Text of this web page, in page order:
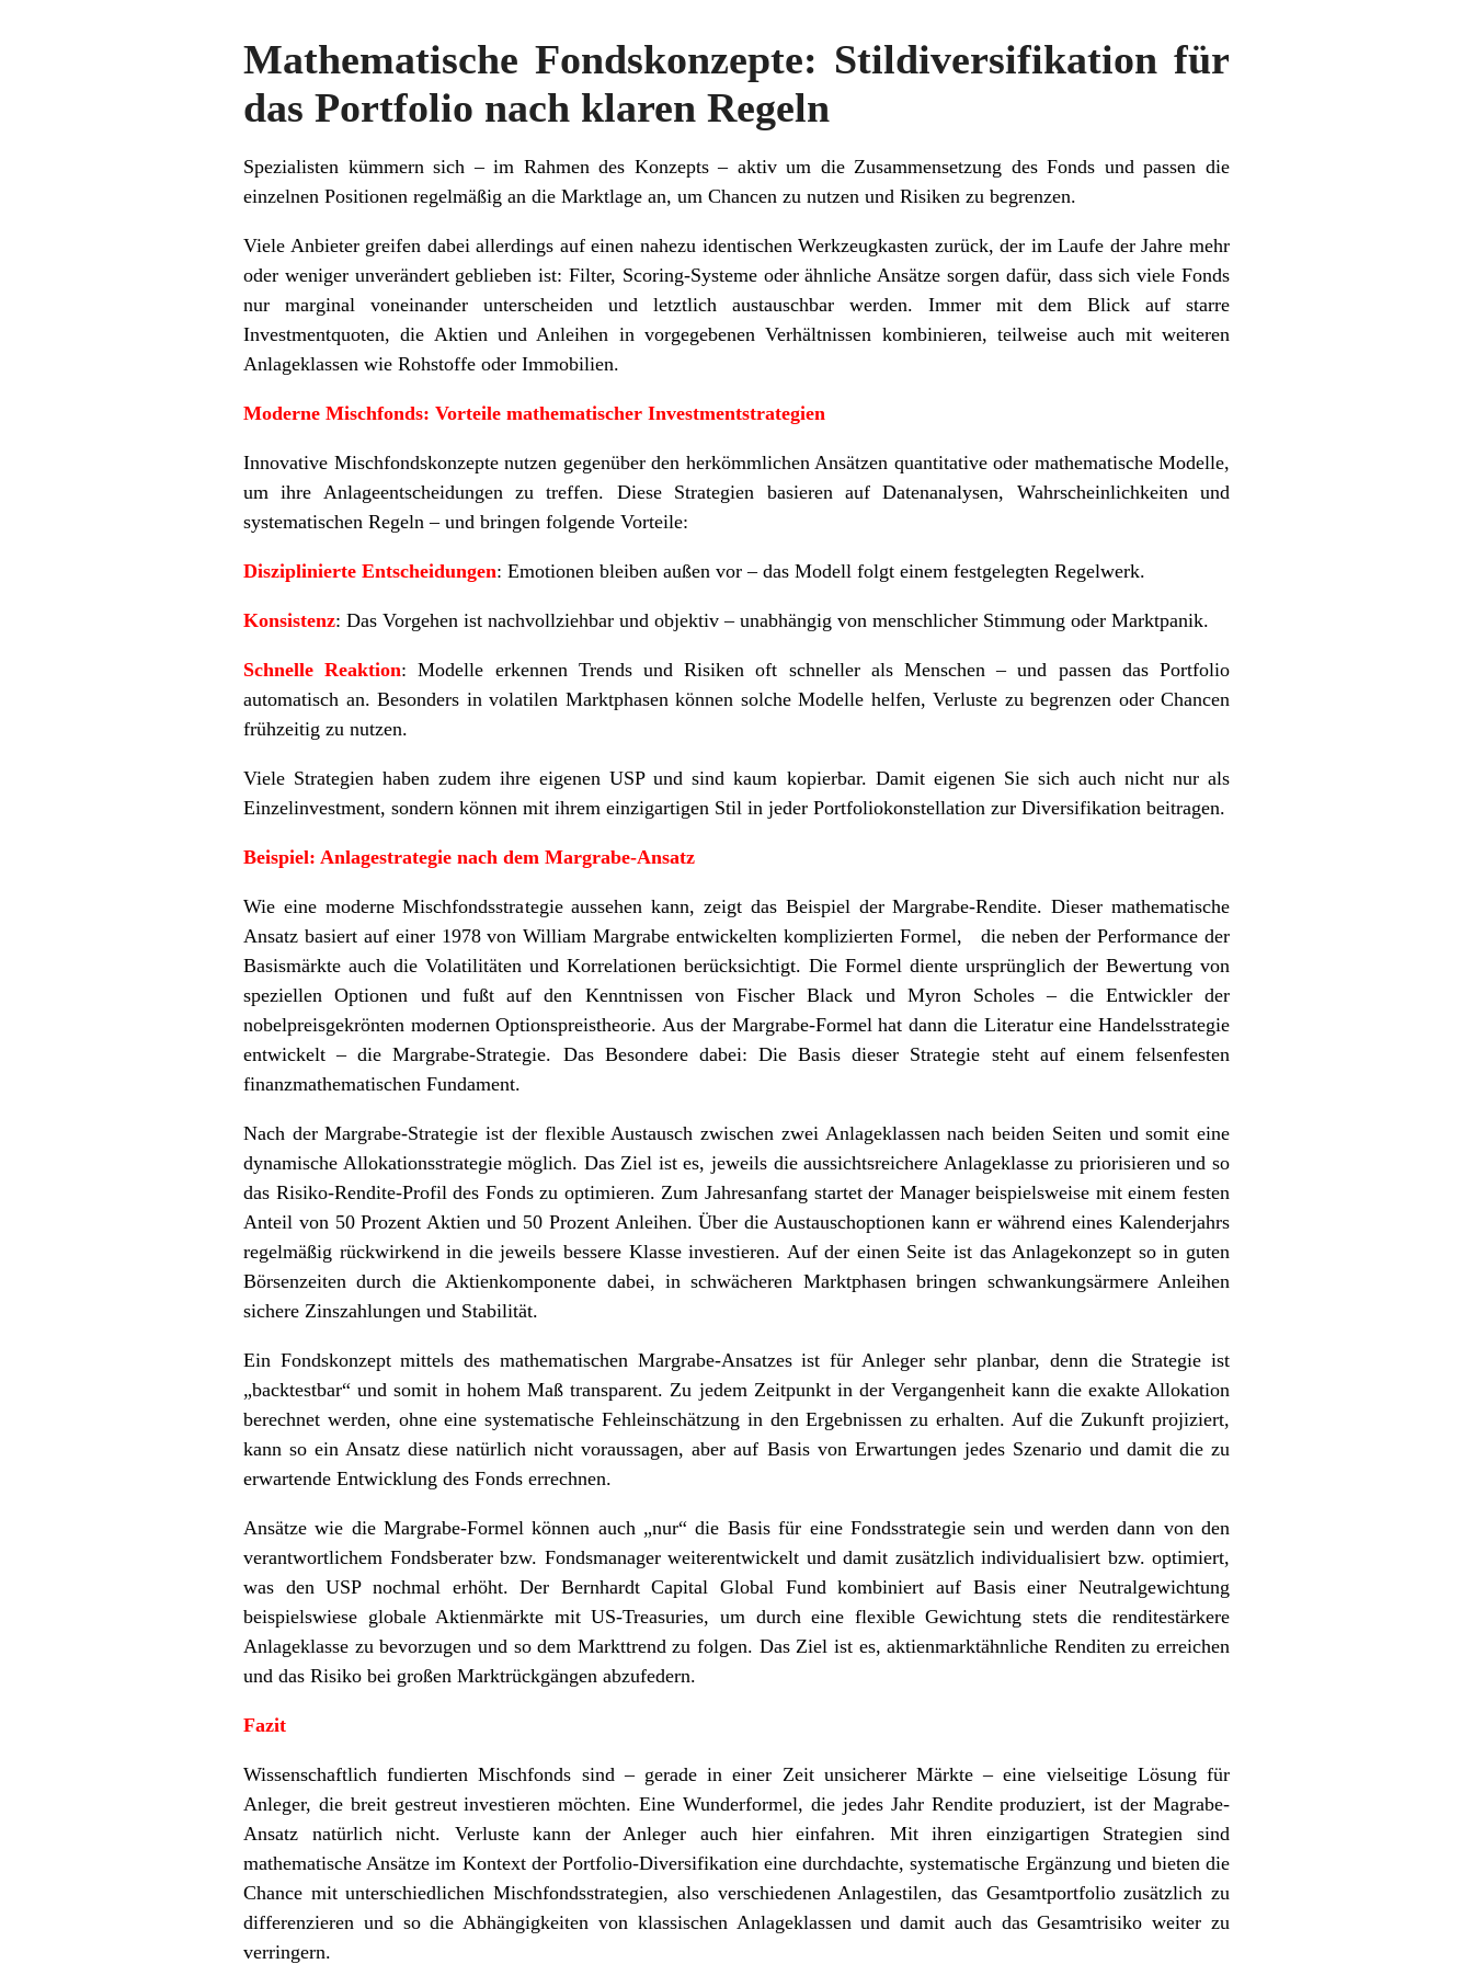
Mathematische Fondskonzepte: Stildiversifikation für
das Portfolio nach klaren Regeln
Spezialisten kümmern sich – im Rahmen des Konzepts – aktiv um die Zusammensetzung des Fonds und passen die
einzelnen Positionen regelmäßig an die Marktlage an, um Chancen zu nutzen und Risiken zu begrenzen.
Viele Anbieter greifen dabei allerdings auf einen nahezu identischen Werkzeugkasten zurück, der im Laufe der Jahre mehr
oder weniger unverändert geblieben ist: Filter, Scoring-Systeme oder ähnliche Ansätze sorgen dafür, dass sich viele Fonds
nur marginal voneinander unterscheiden und letztlich austauschbar werden. Immer mit dem Blick auf starre
Investmentquoten, die Aktien und Anleihen in vorgegebenen Verhältnissen kombinieren, teilweise auch mit weiteren
Anlageklassen wie Rohstoffe oder Immobilien.
Moderne Mischfonds: Vorteile mathematischer Investmentstrategien
Innovative Mischfondskonzepte nutzen gegenüber den herkömmlichen Ansätzen quantitative oder mathematische Modelle,
um ihre Anlageentscheidungen zu treffen. Diese Strategien basieren auf Datenanalysen, Wahrscheinlichkeiten und
systematischen Regeln – und bringen folgende Vorteile:
Disziplinierte Entscheidungen: Emotionen bleiben außen vor – das Modell folgt einem festgelegten Regelwerk.
Konsistenz: Das Vorgehen ist nachvollziehbar und objektiv – unabhängig von menschlicher Stimmung oder Marktpanik.
Schnelle Reaktion: Modelle erkennen Trends und Risiken oft schneller als Menschen – und passen das Portfolio
automatisch an. Besonders in volatilen Marktphasen können solche Modelle helfen, Verluste zu begrenzen oder Chancen
frühzeitig zu nutzen.
Viele Strategien haben zudem ihre eigenen USP und sind kaum kopierbar. Damit eigenen Sie sich auch nicht nur als
Einzelinvestment, sondern können mit ihrem einzigartigen Stil in jeder Portfoliokonstellation zur Diversifikation beitragen.
Beispiel: Anlagestrategie nach dem Margrabe-Ansatz
Wie eine moderne Mischfondsstrategie aussehen kann, zeigt das Beispiel der Margrabe-Rendite. Dieser mathematische
Ansatz basiert auf einer 1978 von William Margrabe entwickelten komplizierten Formel,
die neben der Performance der
Basismärkte auch die Volatilitäten und Korrelationen berücksichtigt. Die Formel diente ursprünglich der Bewertung von
speziellen Optionen und fußt auf den Kenntnissen von Fischer Black und Myron Scholes – die Entwickler der
nobelpreisgekrönten modernen Optionspreistheorie. Aus der Margrabe-Formel hat dann die Literatur eine Handelsstrategie
entwickelt – die Margrabe-Strategie. Das Besondere dabei: Die Basis dieser Strategie steht auf einem felsenfesten
finanzmathematischen Fundament.
Nach der Margrabe-Strategie ist der flexible Austausch zwischen zwei Anlageklassen nach beiden Seiten und somit eine
dynamische Allokationsstrategie möglich. Das Ziel ist es, jeweils die aussichtsreichere Anlageklasse zu priorisieren und so
das Risiko-Rendite-Profil des Fonds zu optimieren. Zum Jahresanfang startet der Manager beispielsweise mit einem festen
Anteil von 50 Prozent Aktien und 50 Prozent Anleihen. Über die Austauschoptionen kann er während eines Kalenderjahrs
regelmäßig rückwirkend in die jeweils bessere Klasse investieren. Auf der einen Seite ist das Anlagekonzept so in guten
Börsenzeiten durch die Aktienkomponente dabei, in schwächeren Marktphasen bringen schwankungsärmere Anleihen
sichere Zinszahlungen und Stabilität.
Ein Fondskonzept mittels des mathematischen Margrabe-Ansatzes ist für Anleger sehr planbar, denn die Strategie ist
„backtestbar“ und somit in hohem Maß transparent. Zu jedem Zeitpunkt in der Vergangenheit kann die exakte Allokation
berechnet werden, ohne eine systematische Fehleinschätzung in den Ergebnissen zu erhalten. Auf die Zukunft projiziert,
kann so ein Ansatz diese natürlich nicht voraussagen, aber auf Basis von Erwartungen jedes Szenario und damit die zu
erwartende Entwicklung des Fonds errechnen.
Ansätze wie die Margrabe-Formel können auch „nur“ die Basis für eine Fondsstrategie sein und werden dann von den
verantwortlichem Fondsberater bzw. Fondsmanager weiterentwickelt und damit zusätzlich individualisiert bzw. optimiert,
was den USP nochmal erhöht. Der Bernhardt Capital Global Fund kombiniert auf Basis einer Neutralgewichtung
beispielswiese globale Aktienmärkte mit US-Treasuries, um durch eine flexible Gewichtung stets die renditestärkere
Anlageklasse zu bevorzugen und so dem Markttrend zu folgen. Das Ziel ist es, aktienmarktähnliche Renditen zu erreichen
und das Risiko bei großen Marktrückgängen abzufedern.
Fazit
Wissenschaftlich fundierten Mischfonds sind – gerade in einer Zeit unsicherer Märkte – eine vielseitige Lösung für
Anleger, die breit gestreut investieren möchten. Eine Wunderformel, die jedes Jahr Rendite produziert, ist der Magrabe-
Ansatz natürlich nicht. Verluste kann der Anleger auch hier einfahren. Mit ihren einzigartigen Strategien sind
mathematische Ansätze im Kontext der Portfolio-Diversifikation eine durchdachte, systematische Ergänzung und bieten die
Chance mit unterschiedlichen Mischfondsstrategien, also verschiedenen Anlagestilen, das Gesamtportfolio zusätzlich zu
differenzieren und so die Abhängigkeiten von klassischen Anlageklassen und damit auch das Gesamtrisiko weiter zu
verringern.